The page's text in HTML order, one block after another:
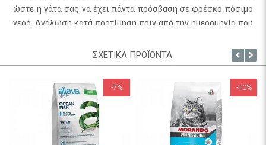
ώστε η γάτα σας να έχει πάντα πρόσβαση σε φρέσκο πόσιμο
νερό. Ανάλωση κατά προτίμηση πριν από την ημερομηνία που
Αποθήκευση: Φυλάσσεται σε ξηρό και δροσερό μέρος, μακριά
ΣΧΕΤΙΚΑ ΠΡΟΪΟΝΤΑ
-7% -10%